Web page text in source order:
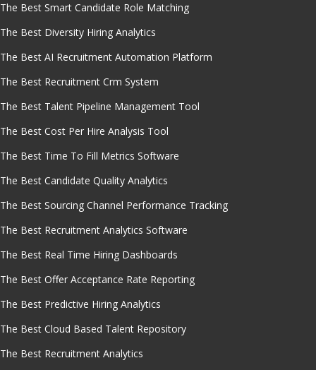
The Best Smart Candidate Role Matching
The Best Diversity Hiring Analytics
The Best AI Recruitment Automation Platform
The Best Recruitment Crm System
The Best Talent Pipeline Management Tool
The Best Cost Per Hire Analysis Tool
The Best Time To Fill Metrics Software
The Best Candidate Quality Analytics
The Best Sourcing Channel Performance Tracking
The Best Recruitment Analytics Software
The Best Real Time Hiring Dashboards
The Best Offer Acceptance Rate Reporting
The Best Predictive Hiring Analytics
The Best Cloud Based Talent Repository
The Best Recruitment Analytics